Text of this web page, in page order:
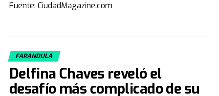
Fuente: CiudadMagazine.com
FARANDULA
Delfina Chaves reveló el
desafío más complicado de su